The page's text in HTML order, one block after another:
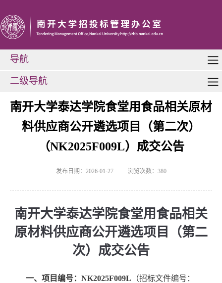
导航
二级导航
南开大学泰达学院食堂用食品相关原材
料供应商公开遴选项目（第二次）
（NK2025F009L）成交公告
发布日期：2026-01-27 浏览次数： 380
南开大学泰达学院食堂用食品相关
原材料供应商公开遴选项目（第二
次）成交公告
一、项目编号： NK2025F009L （招标文件编号：